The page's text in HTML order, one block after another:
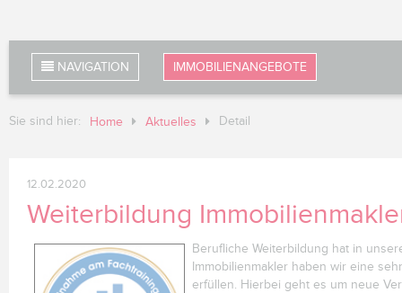
NAVIGATION IMMOBILIENANGEBOTE
Sie sind hier: Home Aktuelles Detail
12.02.2020
Weiterbildung
Berufliche Weiterbildung hat in
Immobilienmakler haben wir eine
erfüllen. Hierbei geht es um neue